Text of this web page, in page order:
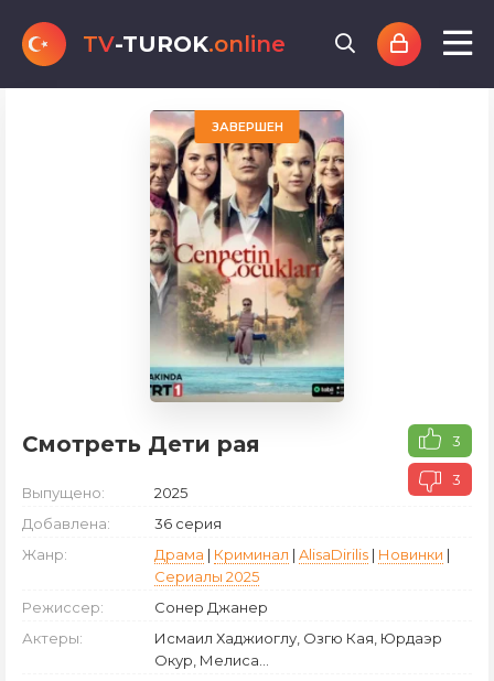
TV-TUROK.online
ЗАВЕРШЕН
Смотреть Дети рая 3
3
Выпущено:
2025
Добавлена:
36 серия
Жанр:
Драма | Криминал | AlisaDirilis | Новинки |
Сериалы 2025
Режиссер:
Сонер Джанер
Актеры:
Исмаил Хаджиоглу, Озгю Кая, Юрдаэр
Окур, Мелиса...